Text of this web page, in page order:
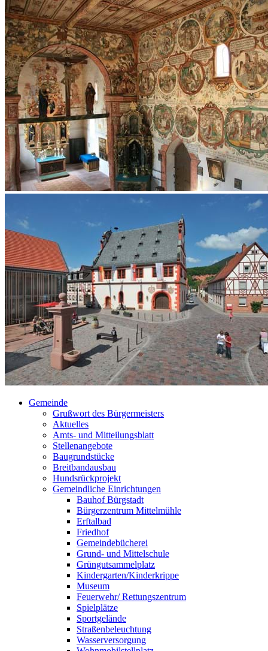
Gemeinde
Grußwort des Bürgermeisters
Aktuelles
Amts- und Mitteilungsblatt
Stellenangebote
Baugrundstücke
Breitbandausbau
Hundsrückprojekt
Gemeindliche Einrichtungen
Bauhof Bürgstadt
Bürgerzentrum Mittelmühle
Erftalbad
Friedhof
Gemeindebücherei
Grund- und Mittelschule
Grüngutsammelplatz
Kindergarten/Kinderkrippe
Museum
Feuerwehr/ Rettungszentrum
Spielplätze
Sportgelände
Straßenbeleuchtung
Wasserversorgung